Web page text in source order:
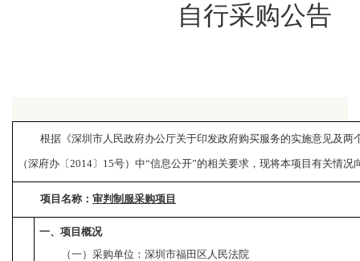
自行采购公告
根据《深圳市人民政府办公厅关于印发政府购买服务的实施意见及两
（深府办〔2014〕 15号）中“信息公开”的相关要求，现将本项目有关情况
项目名称： 审判制服采购项目
一、项目概况
（一） 采购单位：深圳市福田区人民法院